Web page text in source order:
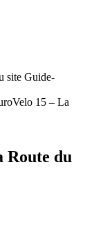
site Guide-
15 – La
Route du